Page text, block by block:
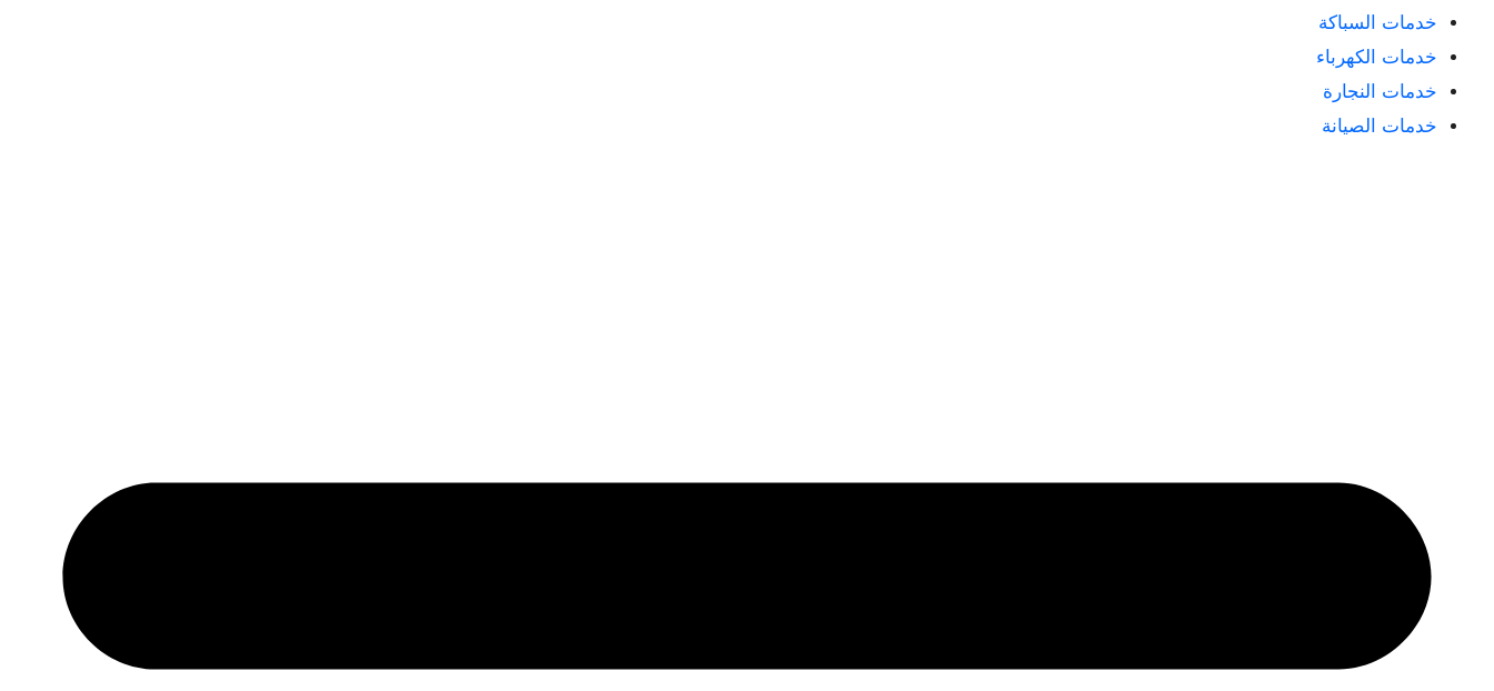
خدمات السباكة
خدمات الكهرباء
خدمات النجارة
خدمات الصيانة